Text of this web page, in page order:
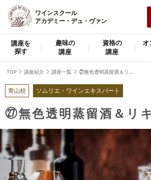
ワインスクール
アカデミー・デュ・ヴァン
講座を
探す
趣味の
講座
資格の
講座
オ
TOP 講座紹介 講座一覧
青山校 ソムリエ・ワインエキスパート
㉗無色透明蒸留酒＆